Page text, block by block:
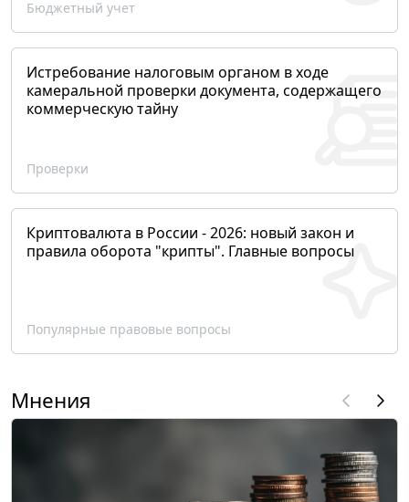
Бюджетный учет
Истребование налоговым органом в ходе
камеральной проверки документа, содержащего
коммерческую тайну
Проверки
Криптовалюта в России - 2026: новый закон и
правила оборота "крипты". Главные вопросы
Популярные правовые вопросы
Мнения